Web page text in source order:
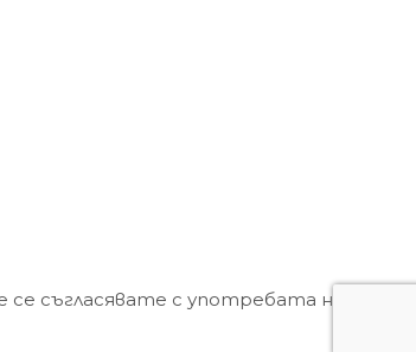
съгласявате с употребата на